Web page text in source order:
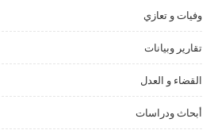
وفيات و تعازي
تقارير وبيانات
القضاء و العدل
أبحاث ودراسات